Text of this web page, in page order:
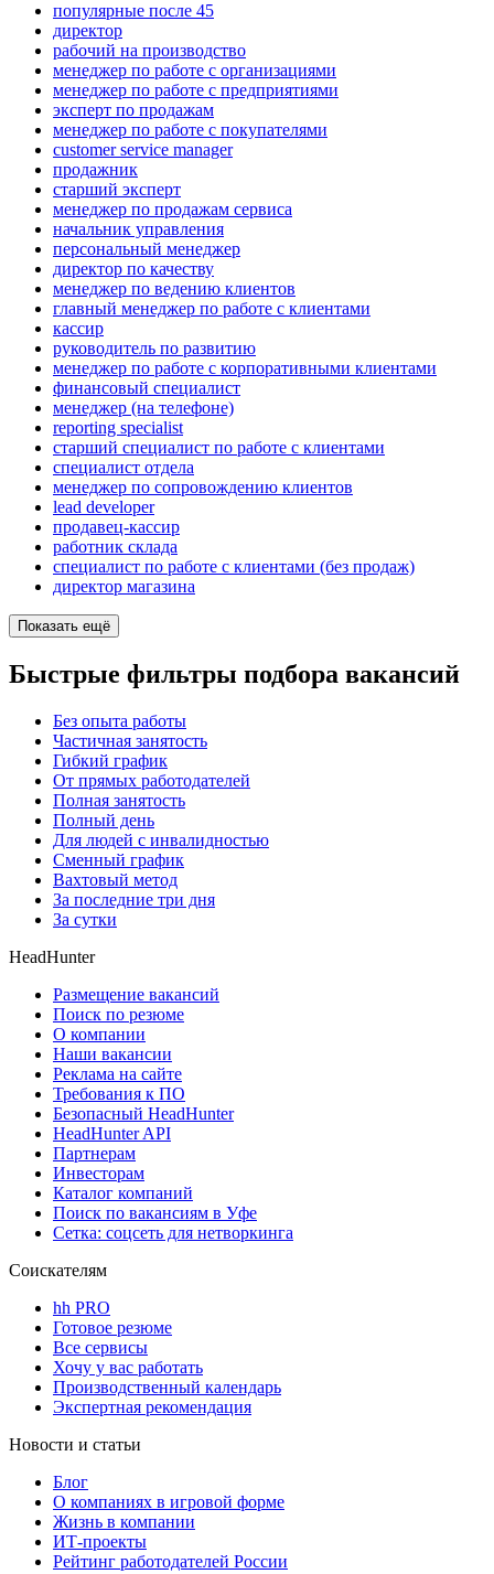
популярные после 45
директор
рабочий на производство
менеджер по работе с организациями
менеджер по работе с предприятиями
эксперт по продажам
менеджер по работе с покупателями
customer service manager
продажник
старший эксперт
менеджер по продажам сервиса
начальник управления
персональный менеджер
директор по качеству
менеджер по ведению клиентов
главный менеджер по работе с клиентами
кассир
руководитель по развитию
менеджер по работе с корпоративными клиентами
финансовый специалист
менеджер (на телефоне)
reporting specialist
старший специалист по работе с клиентами
специалист отдела
менеджер по сопровождению клиентов
lead developer
продавец-кассир
работник склада
специалист по работе с клиентами (без продаж)
директор магазина
Показать ещё
Быстрые фильтры подбора вакансий
Без опыта работы
Частичная занятость
Гибкий график
От прямых работодателей
Полная занятость
Полный день
Для людей с инвалидностью
Сменный график
Вахтовый метод
За последние три дня
За сутки
HeadHunter
Размещение вакансий
Поиск по резюме
О компании
Наши вакансии
Реклама на сайте
Требования к ПО
Безопасный HeadHunter
HeadHunter API
Партнерам
Инвесторам
Каталог компаний
Поиск по вакансиям в Уфе
Сетка: соцсеть для нетворкинга
Соискателям
hh PRO
Готовое резюме
Все сервисы
Хочу у вас работать
Производственный календарь
Экспертная рекомендация
Новости и статьи
Блог
О компаниях в игровой форме
Жизнь в компании
ИТ-проекты
Рейтинг работодателей России